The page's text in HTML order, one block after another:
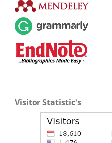
Visitor Statistic's